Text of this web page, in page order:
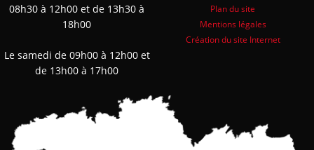
08h30 à 12h00 et de 13h30 à
18h00
Le samedi de 09h00 à 12h00 et
de 13h00 à 17h00
Plan du site
Mentions légales
Création du site Internet